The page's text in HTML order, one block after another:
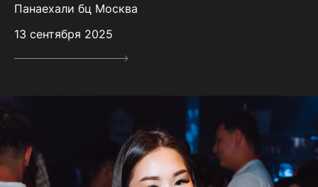
Панаехали бц Москва
13 сентября 2025